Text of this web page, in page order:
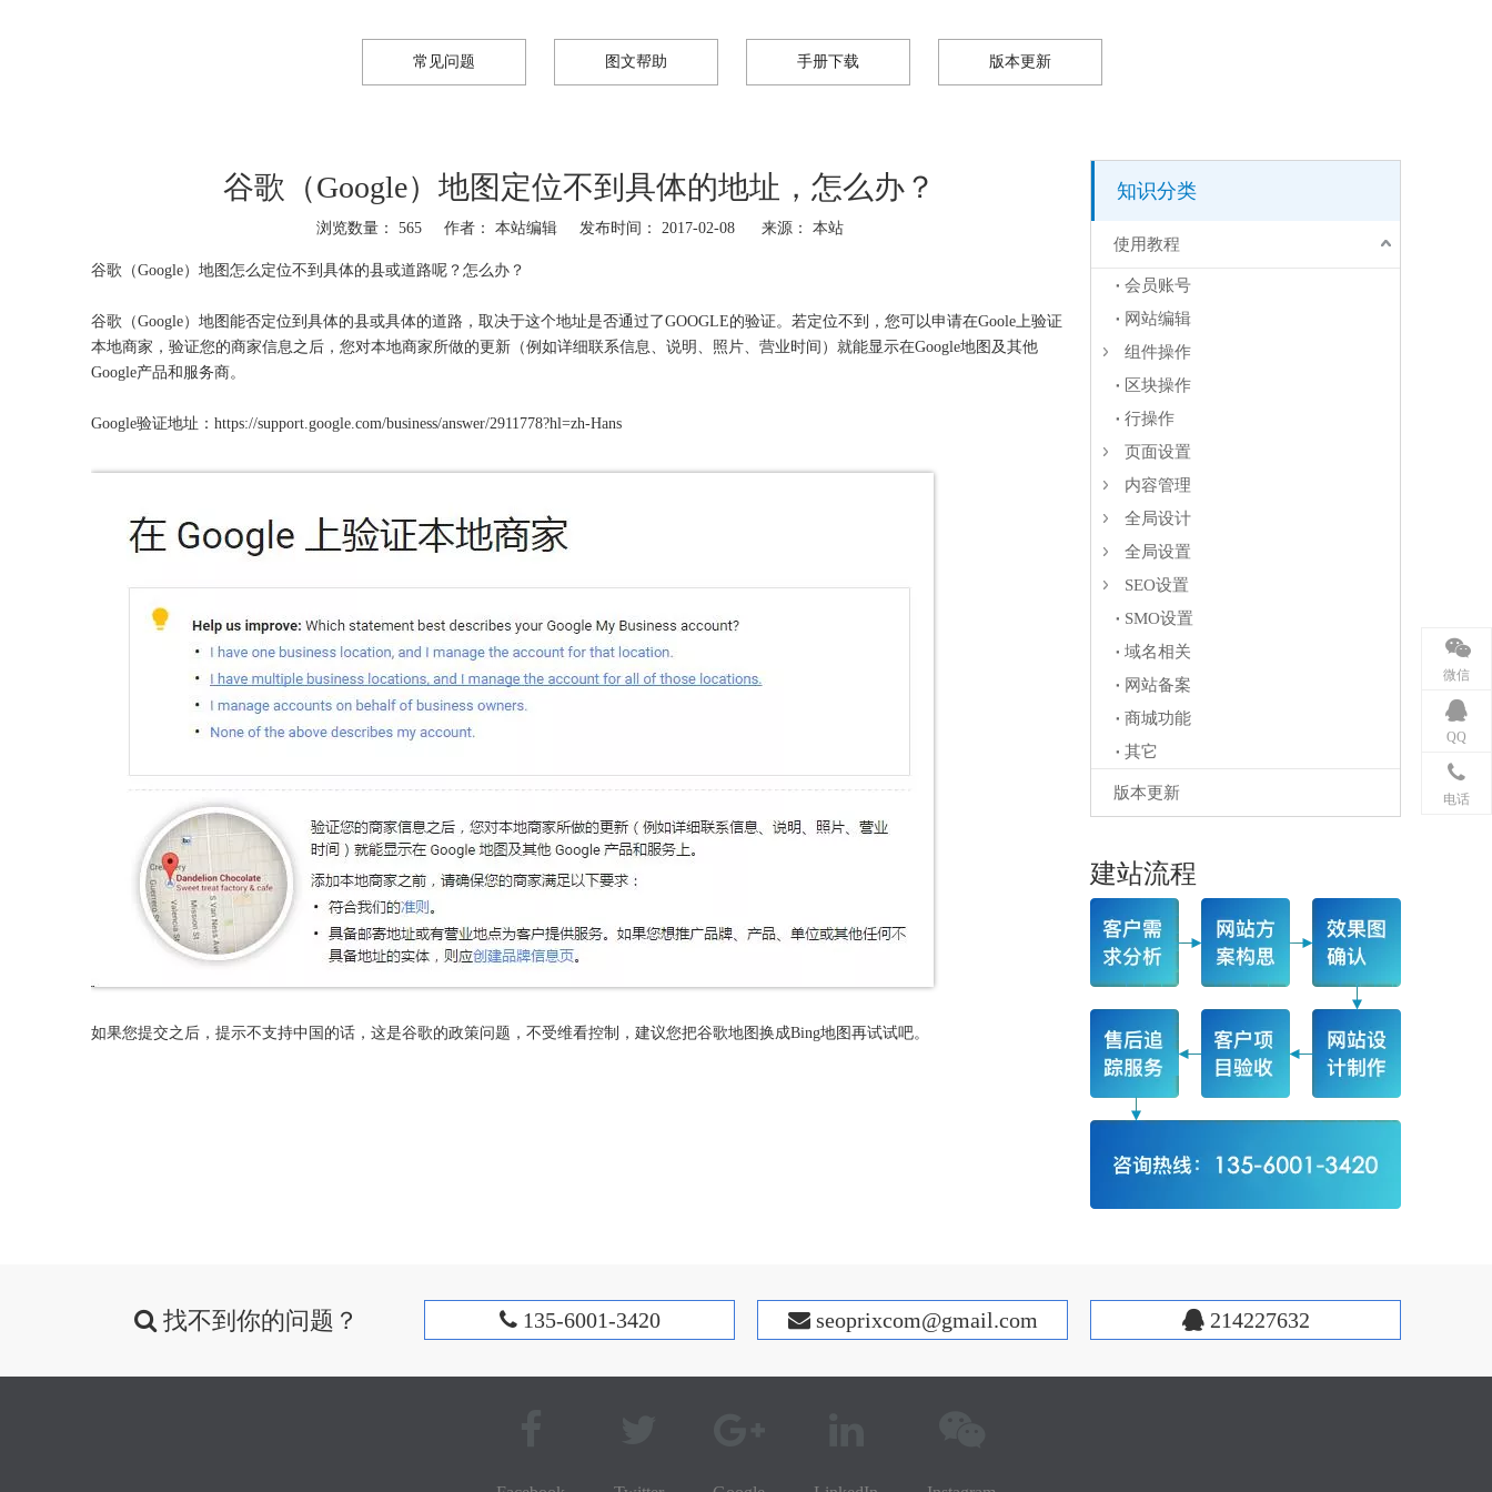
常见问题 图文帮助 手册下载 版本更新
谷歌（Google）地图定位不到具体的地址，怎么办？
浏览数量： 565作者： 本站编辑 发布时间： 2017-02-08 来源： 本站
谷歌（Google）地图怎么定位不到具体的县或道路呢？怎么办？
谷歌（Google）地图能否定位到具体的县或具体的道路，取决于这个地址是否通过了GOOGLE的验证。若定位不到，您可以申请在Goole上验证
本地商家，验证您的商家信息之后，您对本地商家所做的更新（例如详细联系信息、说明、照片、营业时间）就能显示在Google地图及其他
Google产品和服务商。
Google验证地址：https://support.google.com/business/answer/2911778?hl=zh-Hans
如果您提交之后，提示不支持中国的话，这是谷歌的政策问题，不受维看控制，建议您把谷歌地图换成Bing地图 再试试吧。
知识分类
使用教程
会员账号
网站编辑
组件操作
区块操作
行操作
页面设置
内容管理
全局设计
全局设置
SEO设置
SMO设置
域名相关
网站备案
商城功能
其它
版本更新
建站流程
 找不到你的问题？ 135-6001-3420  seoprixcom@gmail.com 214227632
微信
QQ
电话